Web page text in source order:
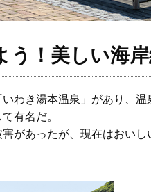
！美しい海
わき湯本温泉」があり、
有名だ。
あったが、現在はおい